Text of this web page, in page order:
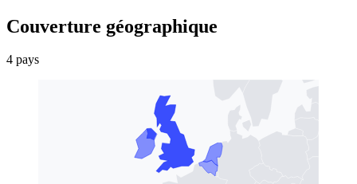
Couverture géographique
4 pays